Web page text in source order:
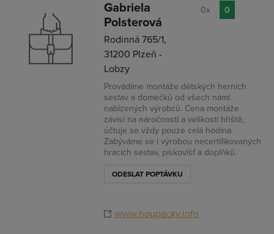
Gabriela
Polsterová
Rodinná 765/1,
31200 Plzeň -
Lobzy
Provádíme montáže dětských herních
sestav a domečků od všech námi
nabízených výrobců. Cena montáže
závisí na náročnosti a velikosti hřiště,
účtuje se vždy pouze celá hodina.
Zabýváme se i výrobou necertifikovaných
hracích sestav, pískovišť a doplňků.
ODESLAT POPTÁVKU
www.houpacky.info
0x 0